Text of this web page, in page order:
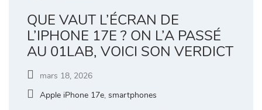
QUE VAUT L’ÉCRAN DE
L’IPHONE 17E ? ON L’A PASSÉ
AU 01LAB, VOICI SON VERDICT
mars 18, 2026
Apple iPhone 17e, smartphones